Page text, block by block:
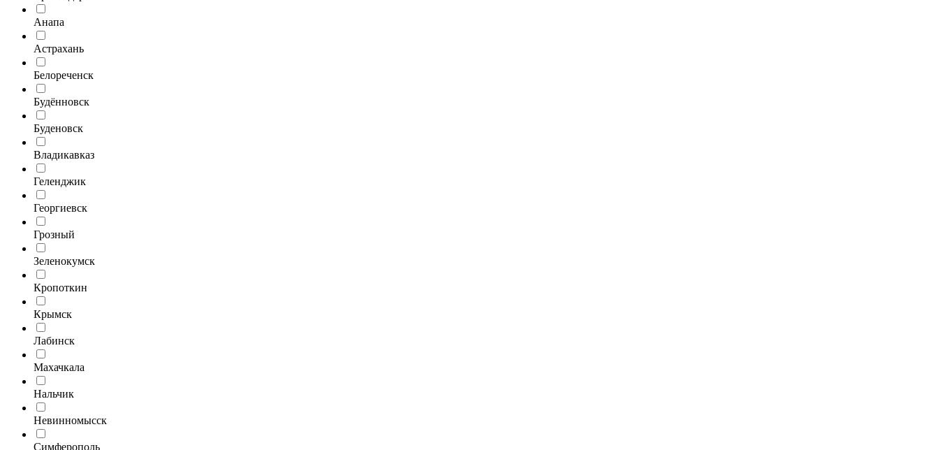
Анапа
Астрахань
Белореченск
Будённовск
Буденовск
Владикавказ
Геленджик
Георгиевск
Грозный
Зеленокумск
Кропоткин
Крымск
Лабинск
Махачкала
Нальчик
Невинномысск
Симферополь